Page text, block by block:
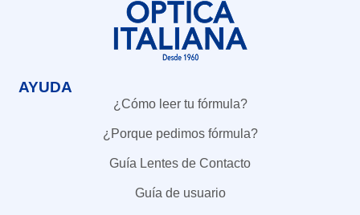
AYUDA
¿Cómo leer tu fórmula?
¿Porque pedimos fórmula?
Guía Lentes de Contacto
Guía de usuario